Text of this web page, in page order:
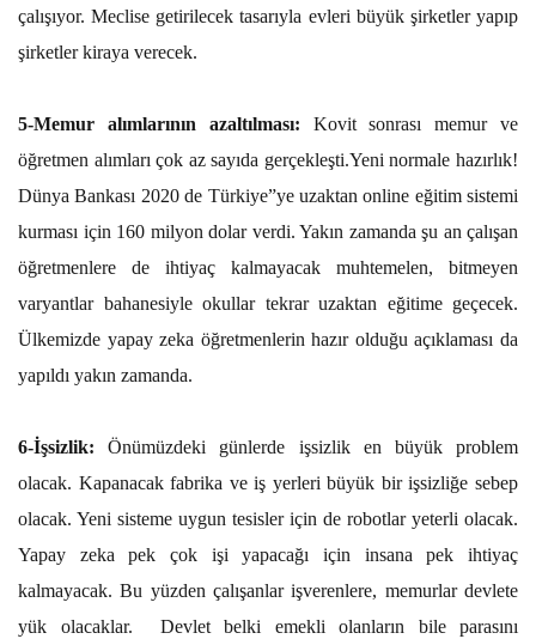
çalışıyor. Meclise getirilecek tasarıyla evleri büyük şirketler yapıp
şirketler kiraya verecek.
5-Memur alımlarının azaltılması: Kovit sonrası memur ve
öğretmen alımları çok az sayıda gerçekleşti.Yeni normale hazırlık!
Dünya Bankası 2020 de Türkiye”ye uzaktan online eğitim sistemi
kurması için 160 milyon dolar verdi. Yakın zamanda şu an çalışan
öğretmenlere de ihtiyaç kalmayacak muhtemelen, bitmeyen
varyantlar bahanesiyle okullar tekrar uzaktan eğitime geçecek.
Ülkemizde yapay zeka öğretmenlerin hazır olduğu açıklaması da
yapıldı yakın zamanda.
6-İşsizlik: Önümüzdeki günlerde işsizlik en büyük problem
olacak. Kapanacak fabrika ve iş yerleri büyük bir işsizliğe sebep
olacak. Yeni sisteme uygun tesisler için de robotlar yeterli olacak.
Yapay zeka pek çok işi yapacağı için insana pek ihtiyaç
kalmayacak. Bu yüzden çalışanlar işverenlere, memurlar devlete
yük olacaklar. Devlet belki emekli olanların bile parasını